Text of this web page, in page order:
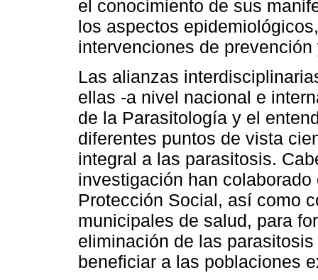
el conocimiento de sus
los aspectos
intervenciones de prevención
Las alianzas
ellas -a nivel nacional e
de la Parasitología y el
diferentes puntos de vista
integral a las parasitosis.
investigación han
Protección Social, así como
municipales de salud, para
eliminación de las
beneficiar a las poblaciones